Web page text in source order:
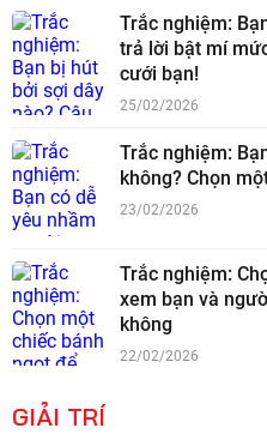
Trắc nghiệm:
trả lời bật mí
cưới bạn!
25/02/2026
Trắc nghiệm:
không? Chọn
23/02/2026
Trắc nghiệm:
xem bạn và
không
22/02/2026
GIẢI TRÍ